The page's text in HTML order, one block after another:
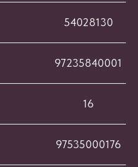
54028130
97235840001
16
97535000176